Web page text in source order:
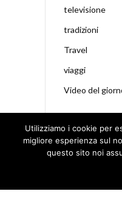
televisione
tradizioni
Travel
viaggi
Video del
Utilizziamo i cookie per
migliore esperienza sul
questo sito noi